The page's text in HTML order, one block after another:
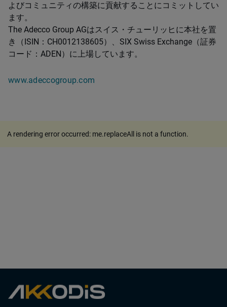
よびコミュニティの構築に貢献することにコミットしてい
ます。
The Adecco Group AGはスイス・チューリッヒに本社を置
き（ISIN：CH0012138605）、SIX Swiss Exchange（証券
コード：ADEN）に上場しています。
www.adeccogroup.com
A rendering error occurred: me.replaceAll is not a function.